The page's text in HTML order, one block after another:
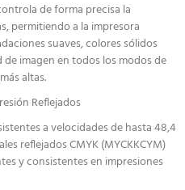
de forma precisa la
permitiendo a la impresora
suaves, colores sólidos
imagen en todos los modos de
altas.
Reflejados
a velocidades de hasta 48,4
reflejados CMYK (MYCKKCYM)
y consistentes en impresiones